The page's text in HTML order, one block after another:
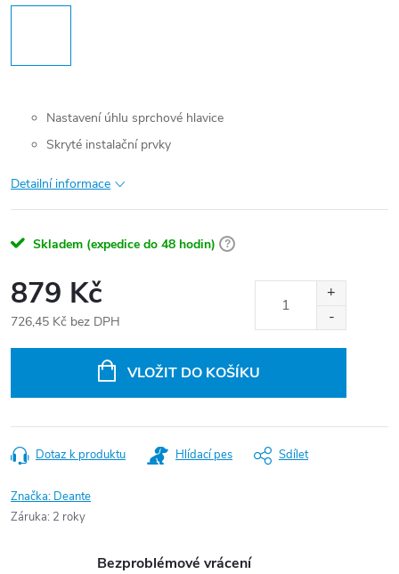
Nastavení úhlu sprchové hlavice
Skryté instalační prvky
Detailní informace
Skladem (expedice do 48 hodin) ?
879 Kč
726,45 Kč bez DPH
VLOŽIT DO KOŠÍKU
Dotaz k produktu Hlídací pes Sdílet
Značka: Deante
Záruka: 2 roky
Bezproblémové vrácení